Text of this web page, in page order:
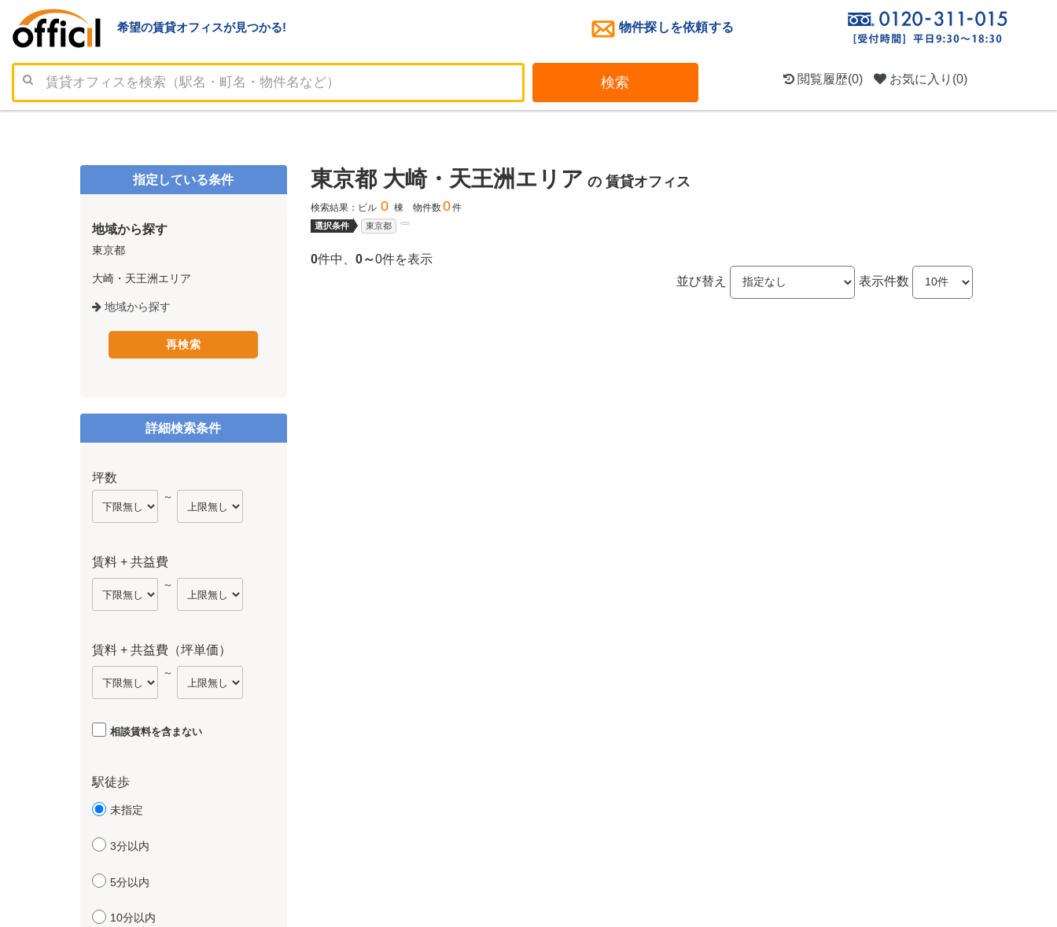
希望の賃貸オフィスが見つかる! 物件探しを依頼する
検索 閲覧履歴(0) お気に入り (0)
東京都 大崎・天王洲エリア の 賃貸オフィス
検索結果：ビル 0 棟 物件数0件
選択条件 東京都
0件中、 0～0件を表示
表示件数
並び替え
指定している条件
地域から探す
東京都
大崎・天王洲エリア
地域から探す
詳細検索条件
坪数
～
賃料 + 共益費
～
賃料 + 共益費（坪単価）
～
相談賃料を含まない
駅徒歩
未指定
3分以内
5分以内
10分以内